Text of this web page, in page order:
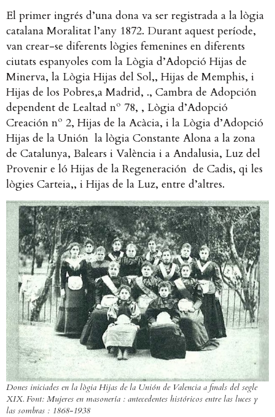
El primer ingrés d’una dona va ser registrada a la lògia
catalana Moralitat l’any 1872. Durant aquest període,
van crear-se diferents lògies femenines en diferents
ciutats espanyoles com la Lògia d’Adopció Hijas de
Minerva, la Lògia Hijas del Sol,, Hijas de Memphis, i
Hijas de los Pobres,a Madrid, ., Cambra de Adopción
dependent de Lealtad nº 78, , Lògia d’Adopció
Creación nº 2, Hijas de la Acàcia, i la Lògia d’Adopció
Hijas de la Unión la lògia Constante Alona a la zona
de Catalunya, Balears i València i a Andalusia, Luz del
Provenir e ló Hijas de la Regeneración de Cadis, qi les
lògies Carteia,, i Hijas de la Luz, entre d’altres.
Dones iniciades en la lògia Hijas de la Unión de Valencia a finals del segle
XIX. Font: Mujeres en masonería : antecedentes históricos entre las luces y
las sombras : 1868-1938